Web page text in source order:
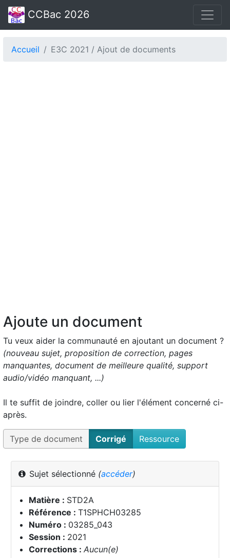
CCBac 2026
Accueil E3C 2021 / Ajout de documents
Ajoute un document
Tu veux aider la communauté en ajoutant un document ?
(nouveau sujet, proposition de correction, pages
manquantes, document de meilleure qualité, support
audio/vidéo manquant, ...)
Il te suffit de joindre, coller ou lier l'élément concerné ci-
après.
Type de document Corrigé Ressource
Sujet sélectionné (accéder)
Matière : STD2A
Référence : T1SPHCH03285
Numéro : 03285_043
Session : 2021
Corrections : Aucun(e)